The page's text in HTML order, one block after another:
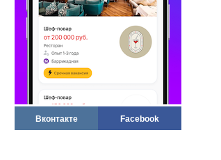
Вконтакте Facebook